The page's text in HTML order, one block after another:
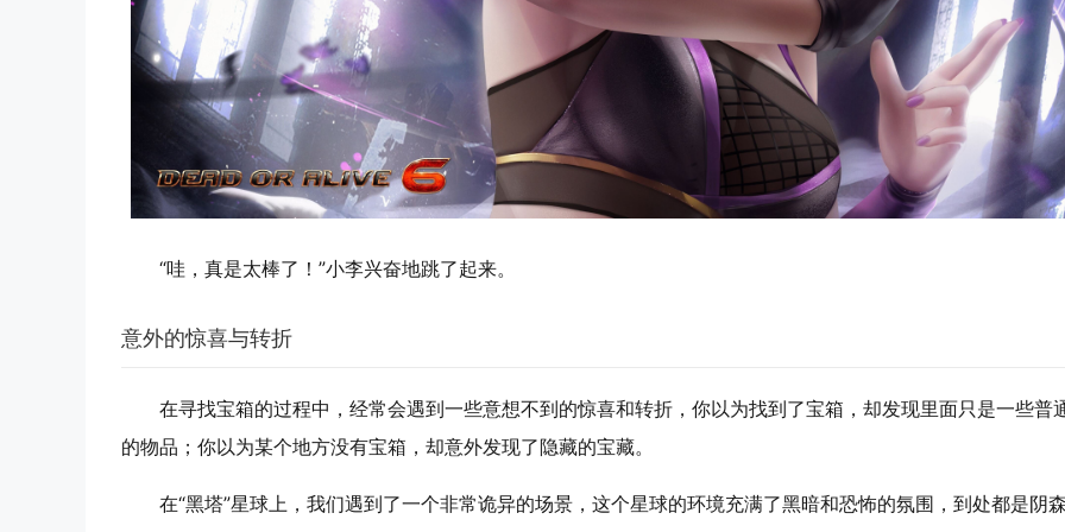
“哇，真是太棒了！”小李兴奋地跳了起来。
意外的惊喜与转折
在寻找宝箱的过程中，经常会遇到一些意想不到的惊喜和转折，你以为找到了宝箱，却发现里面只是一些普
的物品；你以为某个地方没有宝箱，却意外发现了隐藏的宝藏。
在“黑塔”星球上，我们遇到了一个非常诡异的场景，这个星球的环境充满了黑暗和恐怖的氛围，到处都是阴